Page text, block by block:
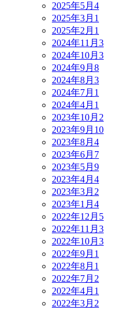
2025年5月 4
2025年3月 1
2025年2月 1
2024年11月 3
2024年10月 3
2024年9月 8
2024年8月 3
2024年7月 1
2024年4月 1
2023年10月 2
2023年9月 10
2023年8月 4
2023年6月 7
2023年5月 9
2023年4月 4
2023年3月 2
2023年1月 4
2022年12月 5
2022年11月 3
2022年10月 3
2022年9月 1
2022年8月 1
2022年7月 2
2022年4月 1
2022年3月 2